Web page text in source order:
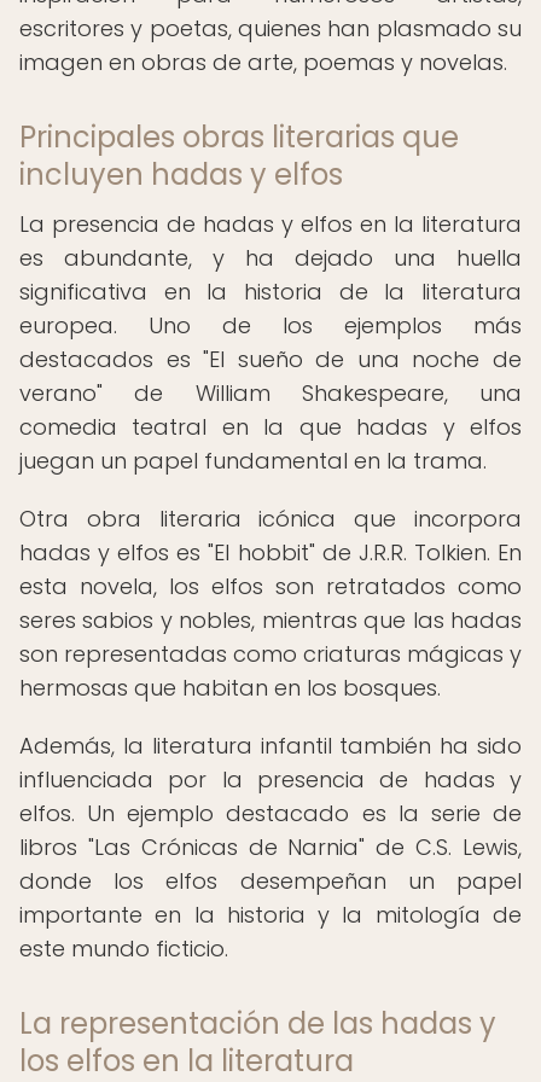
escritores y poetas, quienes han plasmado su
imagen en obras de arte, poemas y novelas.
Principales obras literarias que
incluyen hadas y elfos
La presencia de hadas y elfos en la literatura
es abundante, y ha dejado una huella
significativa en la historia de la literatura
europea. Uno de los ejemplos más
destacados es "El sueño de una noche de
verano" de William Shakespeare, una
comedia teatral en la que hadas y elfos
juegan un papel fundamental en la trama.
Otra obra literaria icónica que incorpora
hadas y elfos es "El hobbit" de J.R.R. Tolkien. En
esta novela, los elfos son retratados como
seres sabios y nobles, mientras que las hadas
son representadas como criaturas mágicas y
hermosas que habitan en los bosques.
Además, la literatura infantil también ha sido
influenciada por la presencia de hadas y
elfos. Un ejemplo destacado es la serie de
libros "Las Crónicas de Narnia" de C.S. Lewis,
donde los elfos desempeñan un papel
importante en la historia y la mitología de
este mundo ficticio.
La representación de las hadas y
los elfos en la literatura